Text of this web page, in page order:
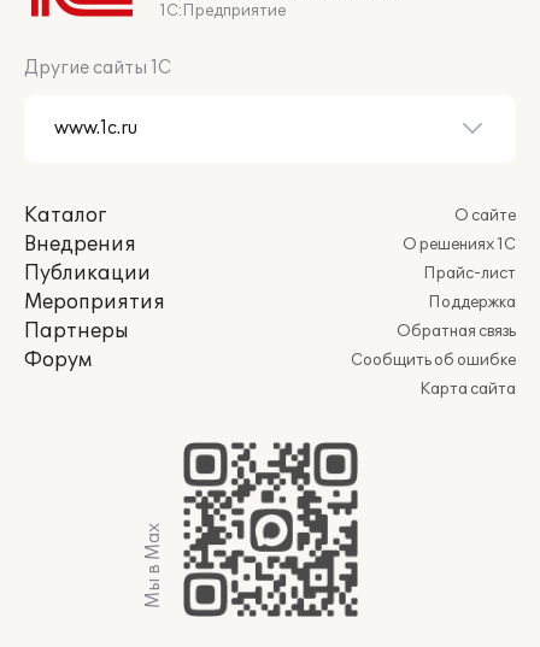
1С:Предприятие
Другие сайты 1С
Каталог
Внедрения
Публикации
Мероприятия
Партнеры
Форум
О сайте
О решениях 1С
Прайс-лист
Поддержка
Обратная связь
Сообщить об ошибке
Карта сайта
Мы в Max